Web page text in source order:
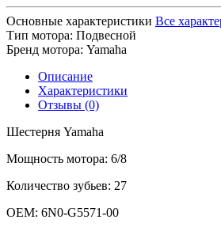
Основные характеристики Все
Тип мотора: Подвесной
Бренд мотора: Yamaha
Описание
Характеристики
Отзывы (0)
Шестерня Yamaha
Мощность мотора: 6/8
Количество зубьев: 27
OEM: 6N0-G5571-00